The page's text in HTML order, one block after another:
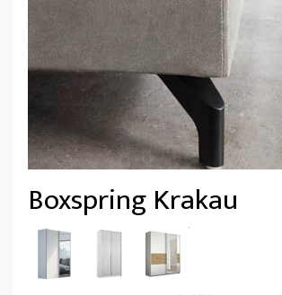
Boxspring Krakau